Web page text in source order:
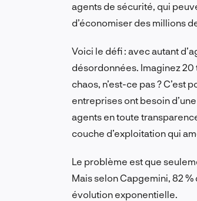
agents de sécurité, qui
d’économiser des millions
Voici le défi : avec autant
désordonnées. Imaginez 20
chaos, n’est-ce pas ?
entreprises ont besoin
agents en toute
couche d’exploitation qui
Le problème est que
Mais selon Capgemini, 82 %
évolution exponentielle.